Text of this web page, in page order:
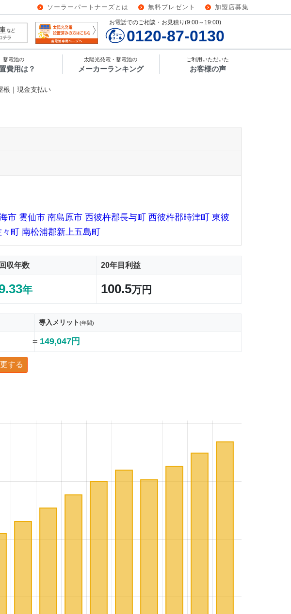
ソーラーパートナーズとは 無料プレゼント 加盟店募集
お電話でのご相談・お見積り(9:00～19:00)
0120-87-0130
蓄電池の
費用は？
太陽光発電・蓄電池の
メーカーランキング
ご利用いただいた
お客様の声
根｜現金支払い
市 雲仙市 南島原市 西彼杵郡長与町 西彼杵郡時津町
東彼
町 南松浦郡新上五島町
回収年数 20年目利益
年 100.5万円
導入メリット(年間)
= 149,047円
する